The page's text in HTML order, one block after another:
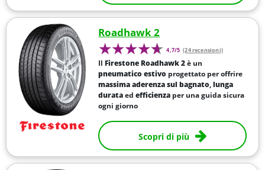
Roadhawk 2
4,7/5 (24 recensioni)
Il Firestone Roadhawk 2è un
pneumatico estivo progettato per offrire
massima aderenza sul bagnato,lunga
durataedefficienza per una guida sicura
ogni giorno
Scopri di più